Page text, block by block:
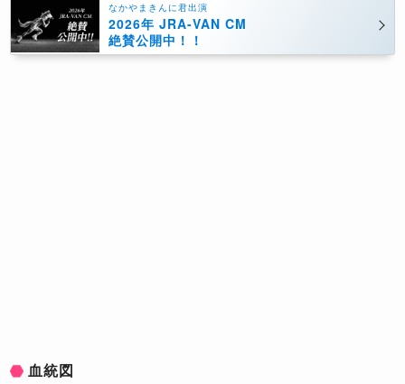
なかやまきんに君出演
2026年 JRA-VAN CM
絶賛公開中！！
血統図